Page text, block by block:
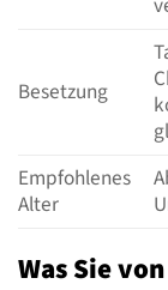
Besetzung
Empfohlenes
Alter
Was Sie